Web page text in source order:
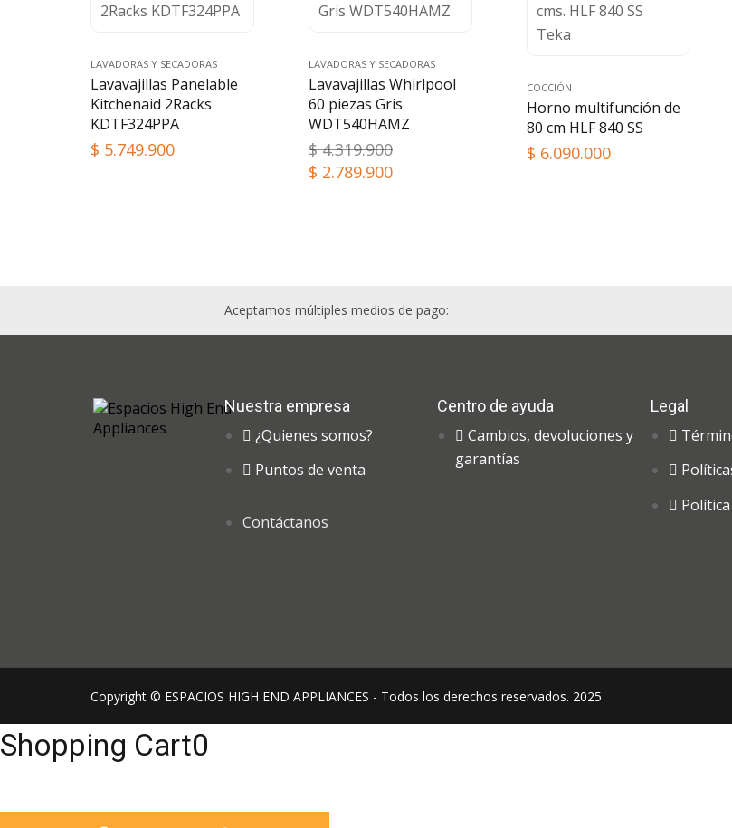
LAVADORAS Y SECADORAS
Lavavajillas Panelable
Kitchenaid 2Racks
KDTF324PPA
$ 5.749.900
LAVADORAS Y SECADORAS
Lavavajillas Whirlpool
60 piezas Gris
WDT540HAMZ
$4.319.900
$ 2.789.900
COCCIÓN
Horno multifunción de
80 cm HLF 840 SS
$ 6.090.000
Aceptamos múltiples medios de pago:
Nuestra empresa
¿Quienes somos?
Puntos de venta
Contáctanos
Centro de ayuda
Cambios, devoluciones y
garantías
Legal
Copyright © ESPACIOS HIGH END APPLIANCES - Todos los derechos reservados. 2025
Shopping Cart0